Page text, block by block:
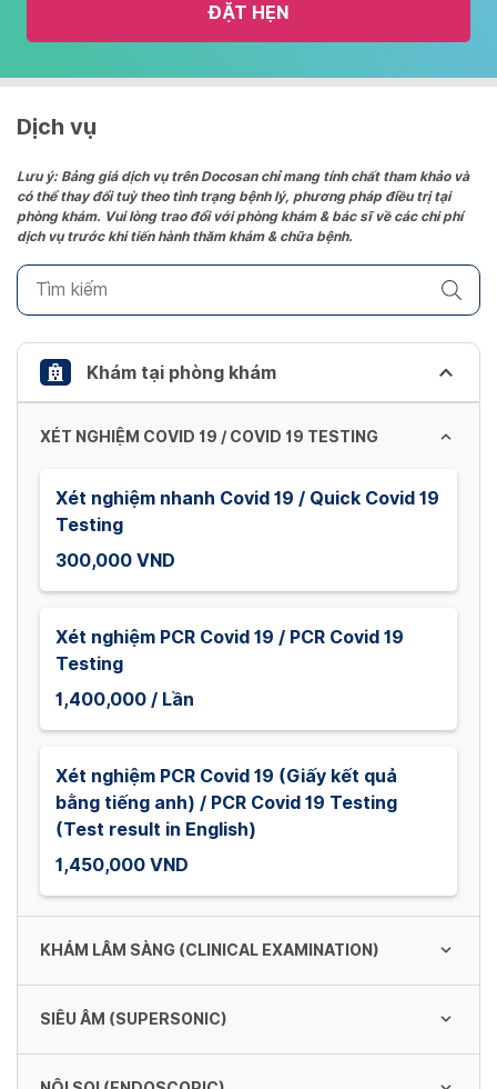
and
date.
the
question
mark
to
keyboard
shortcuts
changing
ĐẶT HẸN
Dịch vụ
Lưu ý: Bảng giá dịch vụ trên Docosan chỉ mang tính chất tham khảo và
có thể thay đổi tuỳ theo tình trạng bệnh lý, phương pháp điều trị tại
phòng khám. Vui lòng trao đổi với phòng khám & bác sĩ về các chi phí
dịch vụ trước khi tiến hành thăm khám & chữa bệnh.
Khám tại phòng khám
XÉT NGHIỆM COVID 19 / COVID 19 TESTING
Xét nghiệm nhanh Covid 19 / Quick Covid 19
Testing
300,000 VND
Xét nghiệm PCR Covid 19 / PCR Covid 19
Testing
1,400,000 / Lần
Xét nghiệm PCR Covid 19 (Giấy kết quả
bằng tiếng anh) / PCR Covid 19 Testing
(Test result in English)
1,450,000 VND
KHÁM LÂM SÀNG (CLINICAL EXAMINATION)
Khám Nội Tổng Quát - PGS.TS.BS. HUỲNH
KIM PHƯỢNG (General Internal Medicine -
SIÊU ÂM (SUPERSONIC)